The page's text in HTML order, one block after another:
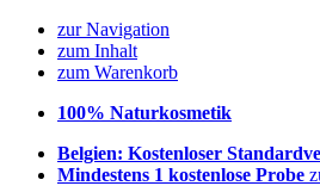
zur Navigation
zum Inhalt
zum Warenkorb
100% Naturkosmetik
Belgien: Kostenloser
Mindestens 1 kostenlose Probe